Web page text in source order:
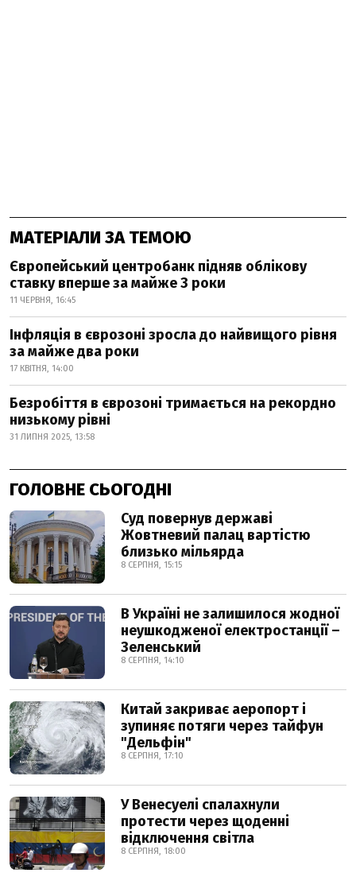
МАТЕРІАЛИ ЗА ТЕМОЮ
Європейський центробанк підняв облікову
ставку вперше за майже 3 роки
11 ЧЕРВНЯ, 16:45
Інфляція в єврозоні зросла до найвищого рівня
за майже два роки
17 КВІТНЯ, 14:00
Безробіття в єврозоні тримається на рекордно
низькому рівні
31 ЛИПНЯ 2025, 13:58
ГОЛОВНЕ СЬОГОДНІ
Суд повернув державі
Жовтневий палац вартістю
близько мільярда
8 СЕРПНЯ, 15:15
В Україні не залишилося жодної
неушкодженої електростанції –
Зеленський
8 СЕРПНЯ, 14:10
Китай закриває аеропорт і
зупиняє потяги через тайфун
"Дельфін"
8 СЕРПНЯ, 17:10
У Венесуелі спалахнули
протести через щоденні
відключення світла
8 СЕРПНЯ, 18:00